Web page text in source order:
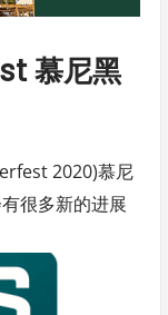
慕尼黑
2020)慕尼
很多新的进展